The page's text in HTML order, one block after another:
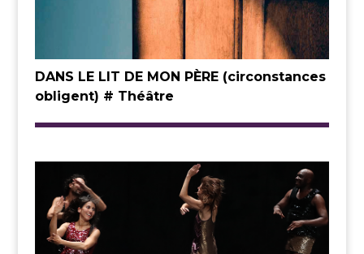
DANS LE LIT DE MON PÈRE (circonstances
obligent) # Théâtre